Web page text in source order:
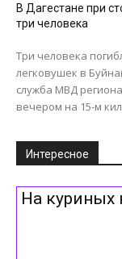
В Дагестане при
три человека
Три человека
легковушек в
служба МВД
вечером на 15-м
Интересное
На куриных